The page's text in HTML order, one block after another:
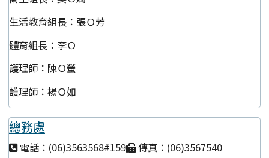
生活教育組長：張Ｏ芳
體育組長：李Ｏ
護理師：陳Ｏ螢
護理師：楊Ｏ如
總務處
電話：(06)3563568#159
傳真：(06)3567540